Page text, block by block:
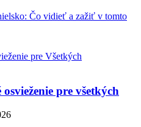
Čo vidieť a zažiť v tomto
pre všetkých